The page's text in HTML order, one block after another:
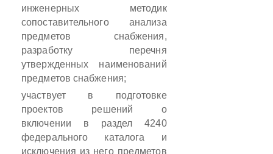
инженерных методик
сопоставительного анализа
предметов снабжения,
разработку перечня
утвержденных наименований
предметов снабжения;
участвует в подготовке
проектов решений о
включении в раздел 4240
федерального каталога и
исключения из него предметов